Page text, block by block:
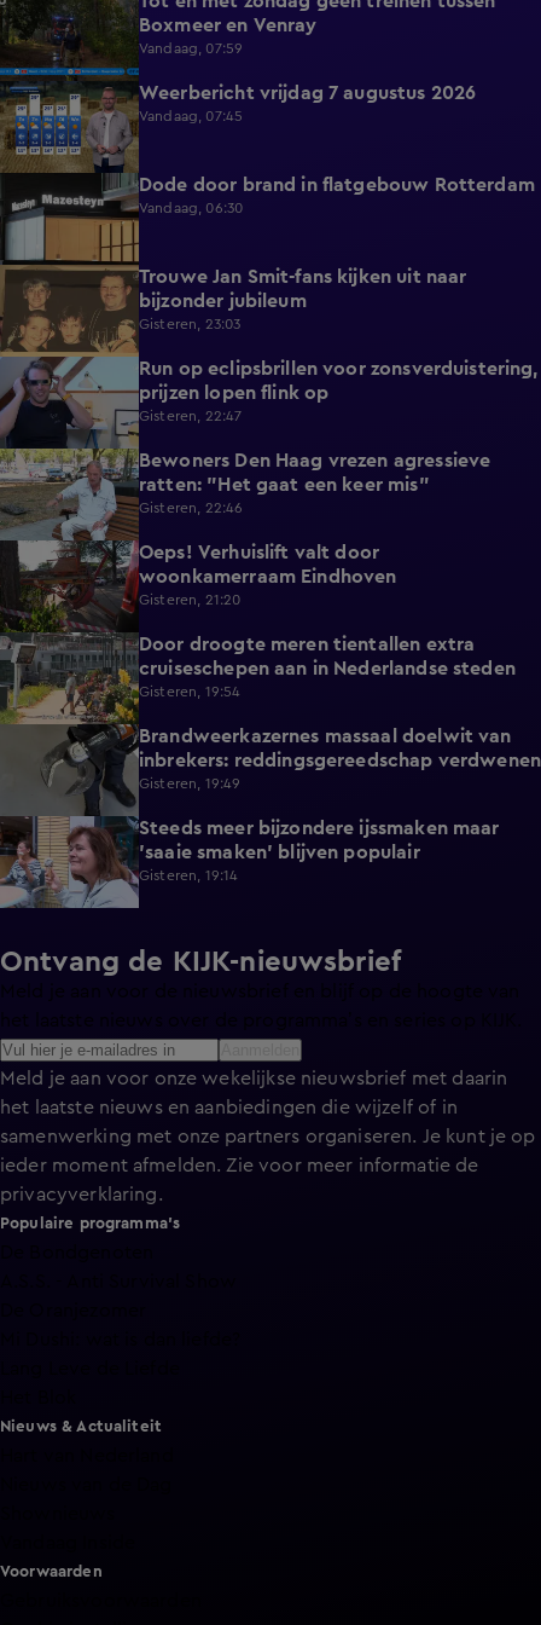
Boxmeer en Venray
Vandaag, 07:59
2:26 Weerbericht vrijdag 7 augustus 2026
Vandaag, 07:45
Dode door brand in flatgebouw Rotterdam
Vandaag, 06:30
1:59
Trouwe Jan Smit-fans kijken uit naar
bijzonder jubileum
Gisteren, 23:03
2:06
Run op eclipsbrillen voor zonsverduistering,
prijzen lopen flink op
Gisteren, 22:47
1:54
Bewoners Den Haag vrezen agressieve
ratten: "Het gaat een keer mis"
Gisteren, 22:46
0:58
Oeps! Verhuislift valt door
woonkamerraam Eindhoven
Gisteren, 21:20
2:11
Door droogte meren tientallen extra
cruiseschepen aan in Nederlandse steden
Gisteren, 19:54
Brandweerkazernes massaal doelwit van
inbrekers: reddingsgereedschap verdwenen
Gisteren, 19:49
1:17
Steeds meer bijzondere ijssmaken maar
'saaie smaken' blijven populair
Gisteren, 19:14
Ontvang de KIJK-nieuwsbrief
Meld je aan voor de nieuwsbrief en blijf op de hoogte van
Meld je aan voor onze wekelijkse nieuwsbrief met daarin
het laatste nieuws en aanbiedingen die wijzelf of in
samenwerking met onze partners organiseren. Je kunt je op
ieder moment afmelden. Zie voor meer informatie de
privacyverklaring.
Populaire programma's
Nieuws & Actualiteit
Voorwaarden